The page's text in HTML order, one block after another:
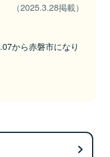
（2025.3.28掲載）
から赤磐市になり